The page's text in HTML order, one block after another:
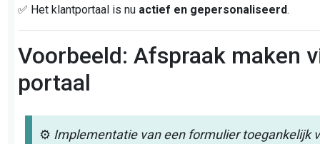
✅ Het klantportaal is nu actief en gepersonaliseerd.
Voorbeeld: Afspraak maken
portaal
⚙️ Implementatie van een formulier toegankelijk